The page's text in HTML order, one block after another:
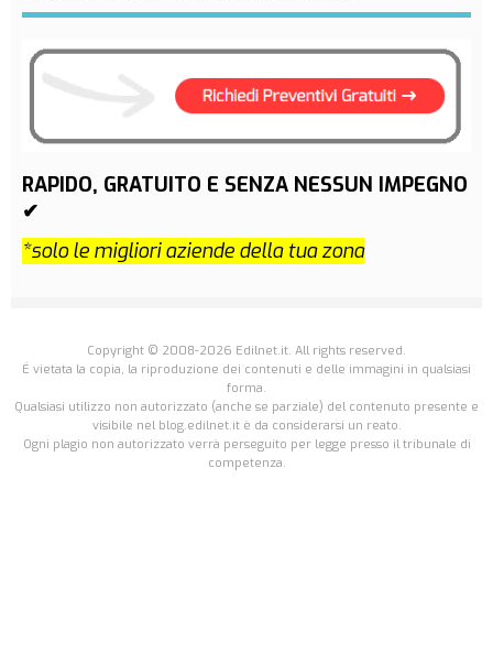
RAPIDO, GRATUITO E SENZA NESSUN IMPEGNO
✔
*solo le migliori aziende della tua zona
Copyright © 2008-2026 Edilnet.it. All rights reserved.
É vietata la copia, la riproduzione dei contenuti e delle immagini in qualsiasi
forma.
Qualsiasi utilizzo non autorizzato (anche se parziale) del contenuto presente e
visibile nel blog.edilnet.it è da considerarsi un reato.
Ogni plagio non autorizzato verrà perseguito per legge presso il tribunale di
competenza.